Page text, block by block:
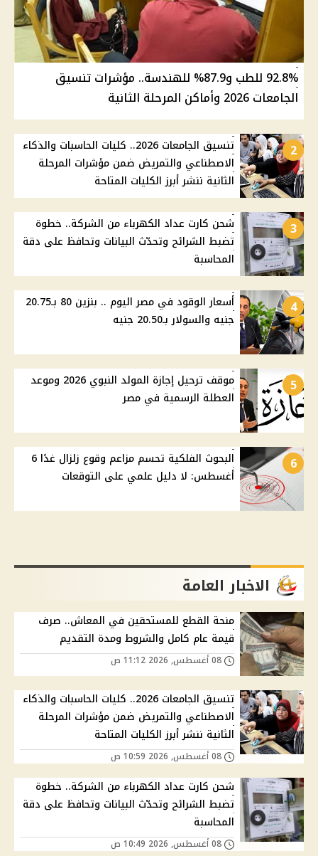
92.8% للطب و87.9% للهندسة.. مؤشرات تنسيق
الجامعات 2026 وأماكن المرحلة الثانية
2
تنسيق الجامعات 2026.. كليات الحاسبات والذكاء
الاصطناعي والتمريض ضمن مؤشرات المرحلة
الثانية ننشر أبرز الكليات المتاحة
3
شحن كارت عداد الكهرباء من الشركة.. خطوة
تضبط الشرائح وتحدّث البيانات وتحافظ على دقة
المحاسبة
4
أسعار الوقود في مصر اليوم .. بنزين 80 بـ20.75
جنيه والسولار بـ20.50 جنيه
5
موقف ترحيل إجازة المولد النبوي 2026 وموعد
العطلة الرسمية في مصر
6
البحوث الفلكية تحسم مزاعم وقوع زلزال غدًا 6
أغسطس: لا دليل علمي على التوقعات
الاخبار العامة
منحة القطع للمستحقين في المعاش.. صرف
قيمة عام كامل والشروط ومدة التقديم
تنسيق الجامعات 2026.. كليات الحاسبات والذكاء
الاصطناعي والتمريض ضمن مؤشرات المرحلة
الثانية ننشر أبرز الكليات المتاحة
شحن كارت عداد الكهرباء من الشركة.. خطوة
تضبط الشرائح وتحدّث البيانات وتحافظ على دقة
المحاسبة